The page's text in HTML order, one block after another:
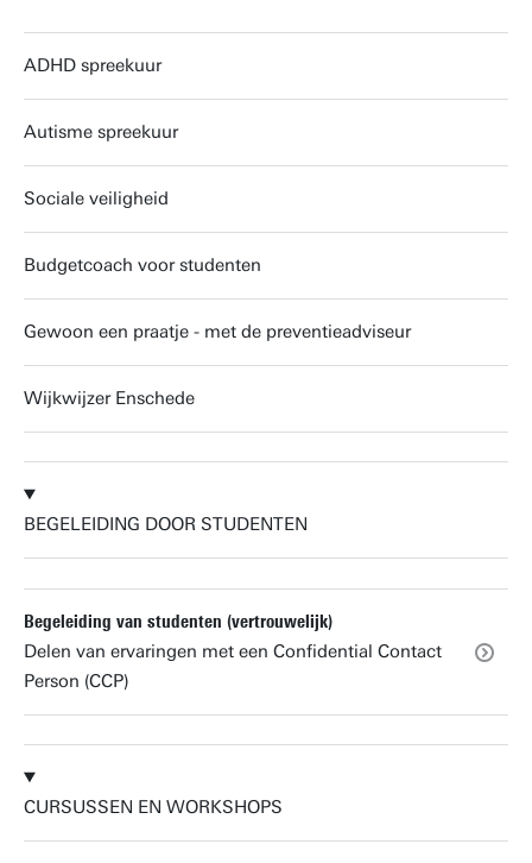
ADHD spreekuur
Autisme spreekuur
Sociale veiligheid
Budgetcoach voor studenten
Gewoon een praatje - met de preventieadviseur
Wijkwijzer Enschede
BEGELEIDING DOOR STUDENTEN
Begeleiding van studenten (vertrouwelijk)
Delen van ervaringen met een Confidential Contact
Person (CCP)
CURSUSSEN EN WORKSHOPS